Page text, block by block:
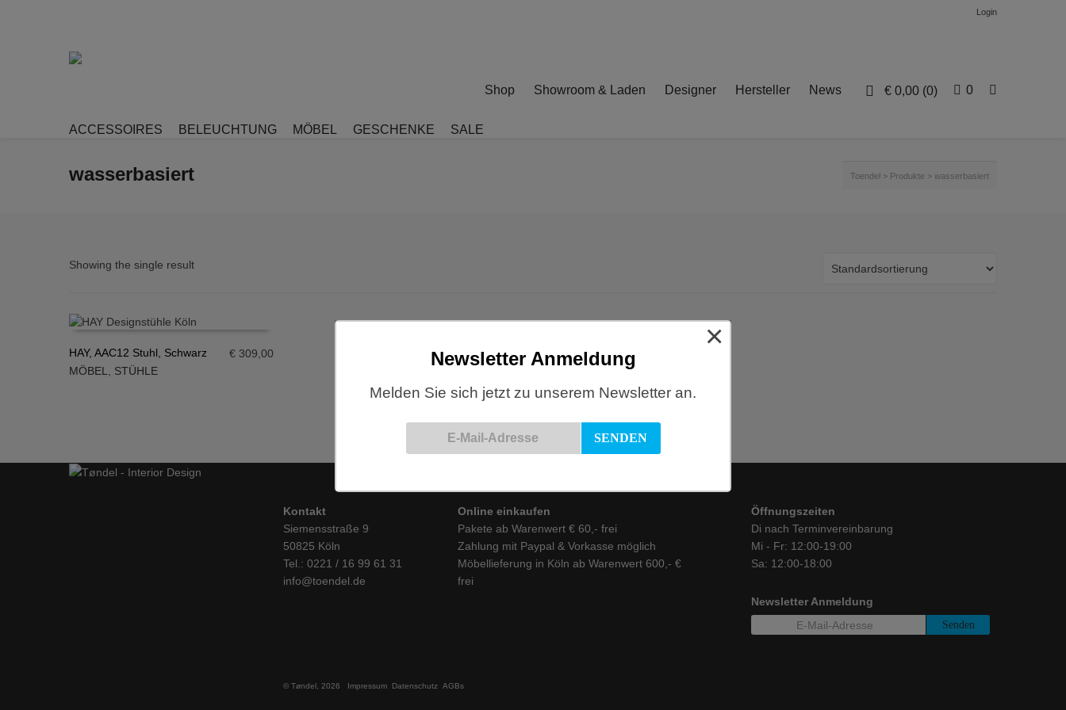
Login
€ 0,00 (0) 0
Shop Showroom & Laden Designer Hersteller News
ACCESSOIRES BELEUCHTUNG MÖBEL GESCHENKE SALE
wasserbasiert Toendel > Produkte > wasserbasiert
Showing the single result
IN DEN WARENKORB
HAY, AAC12 Stuhl, Schwarz
MÖBEL, STÜHLE
€309,00
Kontakt
Siemensstraße 9
50825 Köln
Tel.: 0221 / 16 99 61 31
info@toendel.de
Online einkaufen
Pakete ab Warenwert € 60,- frei
Zahlung mit Paypal & Vorkasse möglich
Möbellieferung in Köln ab Warenwert 600,- €
frei
Öffnungszeiten
Di nach Terminvereinbarung
Mi - Fr: 12:00-19:00
Sa: 12:00-18:00
Newsletter Anmeldung
© Tøndel, 2026 Impressum Datenschutz AGBs
Newsletter Anmeldung
Melden Sie sich jetzt zu unserem Newsletter an.
×